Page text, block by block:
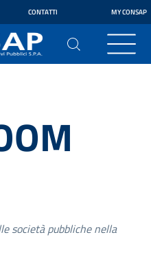
CONTATTI MY CONSAP
società pubbliche nella